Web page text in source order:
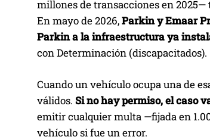
millones de transacciones en
En mayo de 2026,Parkin y Emaar
Parkin a la infraestructura ya
con Determinación (discapacitados).
Cuando un vehículo ocupa una de
válidos. Si no hay permiso, el caso
emitir cualquier multa —fijada en
vehículo si fue un error.